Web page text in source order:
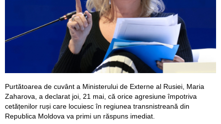
Purtătoarea de cuvânt a Ministerului de Externe al Rusiei, Maria
Zaharova, a declarat joi, 21 mai, că orice agresiune împotriva
cetățenilor ruși care locuiesc în regiunea transnistreană din
Republica Moldova va primi un răspuns imediat.